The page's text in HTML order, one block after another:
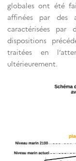
globales ont été
affinées par des
caractérisées par
dispositions
traitées en
ultérieurement.